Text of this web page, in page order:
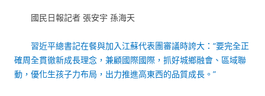
國民日報記者 張安宇 孫海天
習近平總書記在餐與加入江蘇代表團審議時誇大：“要完全正
確周全貫徹新成長理念，兼顧國際國際，抓好城鄉融會、區域聯
動，優化生孩子力布局，出力推進高東西的品質成長。”